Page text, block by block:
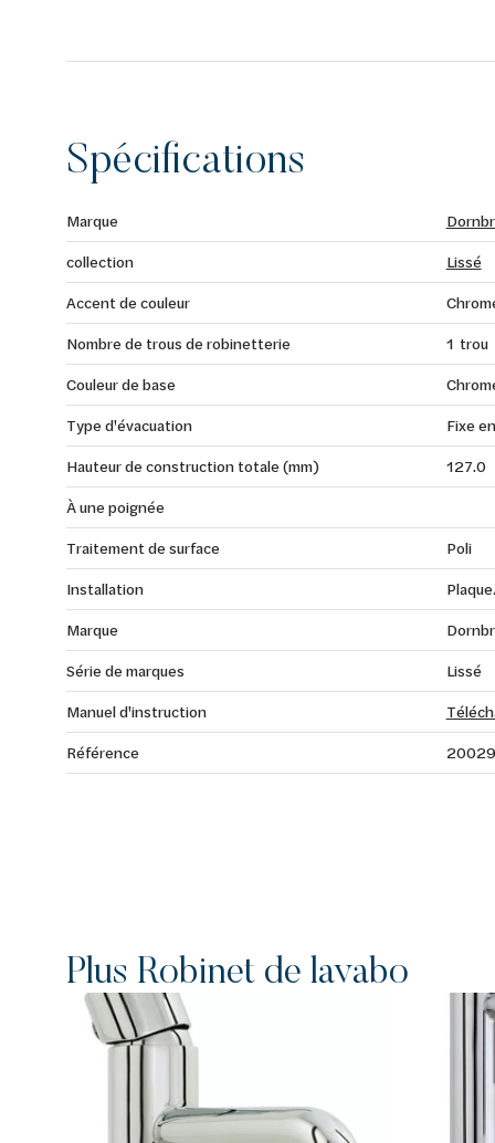
Spécifications
Marque
collection
Lissé
Accent de couleur
Nombre de trous de robinetterie
1 trou
Couleur de base
Type d'évacuation
Fixe
Hauteur de construction totale (mm)
127.0
À une poignée
Traitement de surface
Poli
Installation
Marque
Série de marques
Lissé
Manuel d'instruction
Référence
Plus Robinet de lavabo